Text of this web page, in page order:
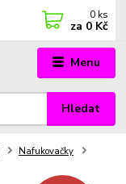
Menu
Hledat
0 ks
za 0 Kč
Nafukovačky